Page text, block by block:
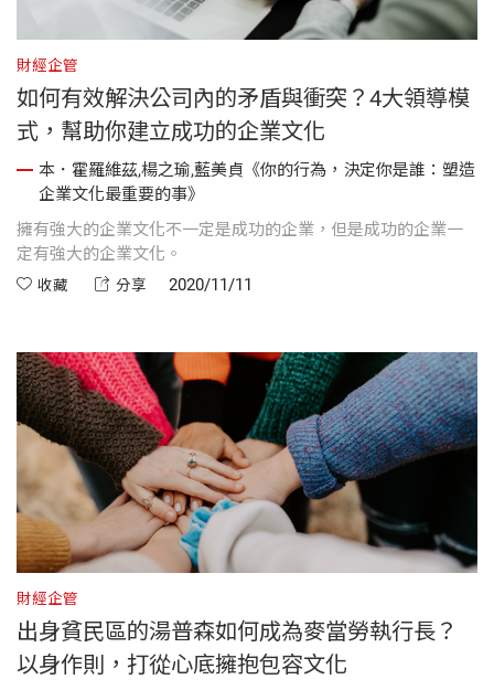
財經企管
如何有效解決公司內的矛盾與衝突？4大領導模
式，幫助你建立成功的企業文化
本．霍羅維茲,楊之瑜,藍美貞《你的行為，決定你是誰：塑造
企業文化最重要的事》
擁有強大的企業文化不一定是成功的企業，但是成功的企業一
定有強大的企業文化。
收藏 分享 2020/11/11
財經企管
出身貧民區的湯普森如何成為麥當勞執行長？
以身作則，打從心底擁抱包容文化